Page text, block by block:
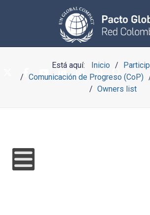
Está aquí: Inicio
Comunicación de Progreso (CoP)
Owners list